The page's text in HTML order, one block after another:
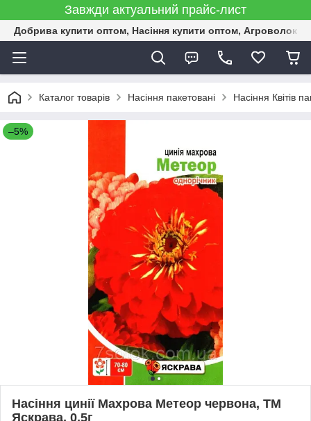
Завжди актуальний прайс-лист
Добрива купити оптом, Насіння купити оптом,
Каталог товарів Насіння пакетовані Насіння Квітів
–5%
Насіння цинії Махрова Метеор червона, ТМ
Яскрава, 0,5г